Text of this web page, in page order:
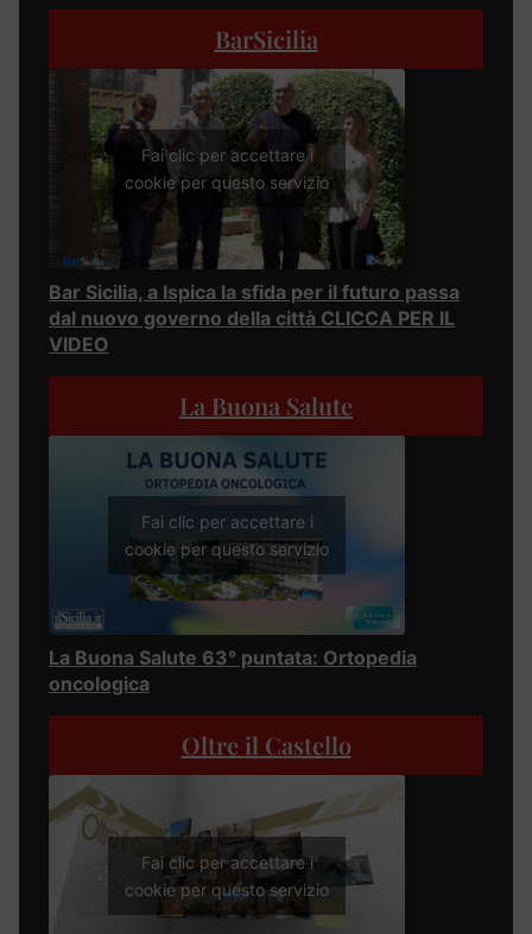
BarSicilia
Fai clic per accettare i
cookie per questo servizio
Bar Sicilia, a Ispica la sfida per il futuro passa
dal nuovo governo della città CLICCA PER IL
VIDEO
La Buona Salute
Fai clic per accettare i
cookie per questo servizio
La Buona Salute 63° puntata: Ortopedia
oncologica
Oltre il Castello
Fai clic per accettare i
cookie per questo servizio